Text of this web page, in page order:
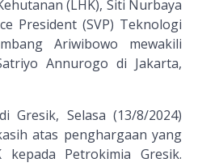
(LHK), Siti Nurbaya
President (SVP) Teknologi
Ariwibowo mewakili
Annurogo di Jakarta,
Gresik, Selasa (13/8/2024)
atas penghargaan yang
Petrokimia Gresik.